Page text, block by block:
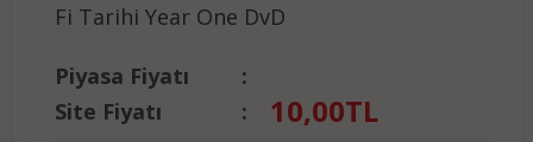
Fi Tarihi Year One DvD
Piyasa Fiyatı
:
Site Fiyatı
: 10,00TL